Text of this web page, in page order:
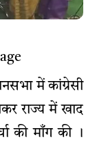
में कांग्रेसी
राज्य में खाद
की माँग की ।